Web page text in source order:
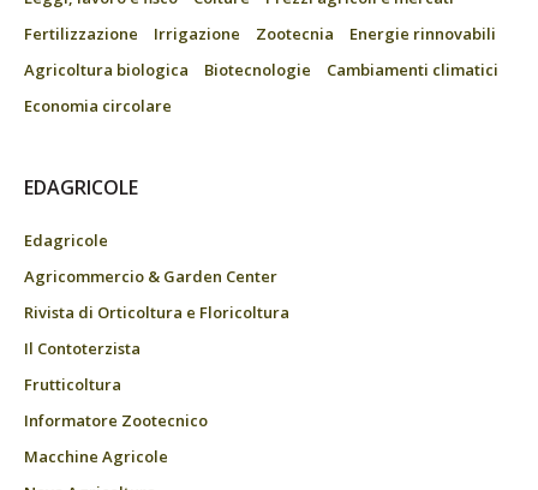
Fertilizzazione
Irrigazione Zootecnia
Energie rinnovabili
Agricoltura biologica
Biotecnologie
Cambiamenti climatici
Economia circolare
EDAGRICOLE
Edagricole
Agricommercio & Garden Center
Rivista di Orticoltura e Floricoltura
Il Contoterzista
Frutticoltura
Informatore Zootecnico
Macchine Agricole